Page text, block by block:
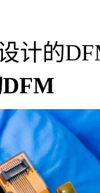
计的